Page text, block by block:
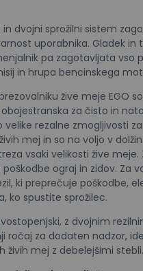
in dvojni sprožilni sistem
uporabnika. Gladek in
pa zagotavljata vso
in hrupa bencinskega
žive meje EGO
za čisto in
velike rezalne zmogljivosti
mej in so na voljo v
vsaki velikosti žive meje.
ograj in zidov. Za
ki preprečuje poškodbe,
ko spustite sprožilec.
z dvojnim
ročaj za dodaten nadzor,
živih mej z debelejšimi stebli.